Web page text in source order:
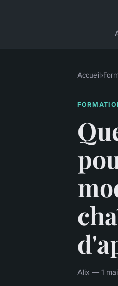
Accueil›
Alix — 1